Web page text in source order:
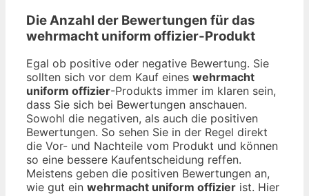
Die Anzahl der Bewertungen für das
wehrmacht uniform offizier-Produkt
Egal ob positive oder negative Bewertung. Sie
sollten sich vor dem Kauf eines wehrmacht
uniform offizier-Produkts immer im klaren sein,
dass Sie sich bei Bewertungen anschauen.
Sowohl die negativen, als auch die positiven
Bewertungen. So sehen Sie in der Regel direkt
die Vor- und Nachteile vom Produkt und können
so eine bessere Kaufentscheidung reffen.
Meistens geben die positiven Bewertungen an,
wie gut ein wehrmacht uniform offizier ist. Hier